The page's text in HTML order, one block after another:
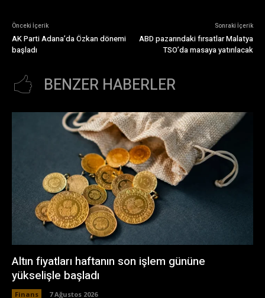
Önceki İçerik
AK Parti Adana’da Özkan dönemi
başladı
Sonraki İçerik
ABD pazarındaki fırsatlar Malatya
TSO’da masaya yatırılacak
BENZER HABERLER
Altın fiyatları haftanın son işlem gününe
yükselişle başladı
Finans 7 Ağustos 2026